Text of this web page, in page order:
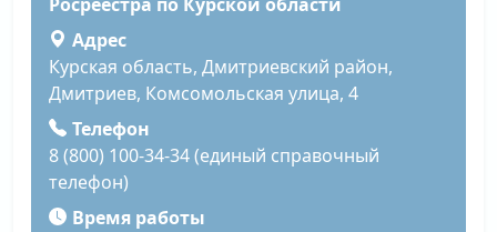
Адрес
Курская область, Дмитриевский район,
Дмитриев, Комсомольская улица, 4
Телефон
8 (800) 100-34-34 (единый справочный
телефон)
Время работы